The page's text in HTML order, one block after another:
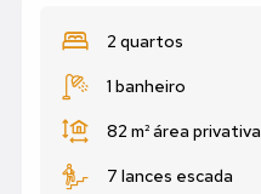
2 quartos
1 banheiro
82 m²área privativa
7 lances escada